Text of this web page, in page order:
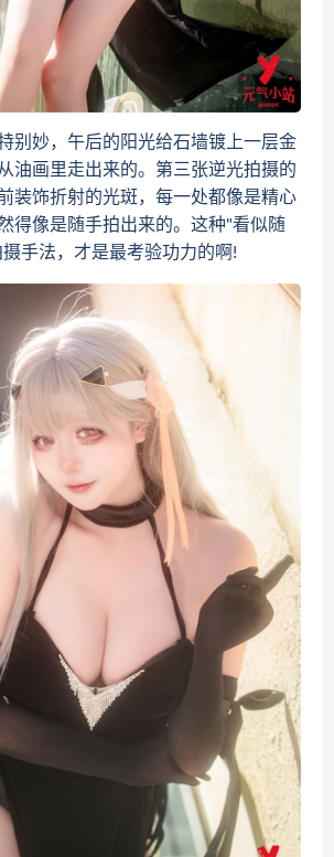
妙，午后的阳光给石墙镀上一层金
油画里走出来的。第三张逆光拍摄的
装饰折射的光斑，每一处都像是精心
得像是随手拍出来的。这种"看似随
手法，才是最考验功力的啊!